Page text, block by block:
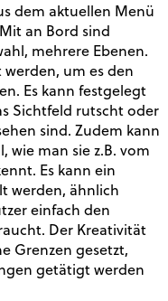
dem aktuellen Menü
an Bord sind
mehrere Ebenen.
werden, um es den
Es kann festgelegt
Sichtfeld rutscht oder
sind. Zudem kann
wie man sie z.B. vom
Es kann ein
werden, ähnlich
einfach den
Der Kreativität
Grenzen gesetzt,
getätigt werden